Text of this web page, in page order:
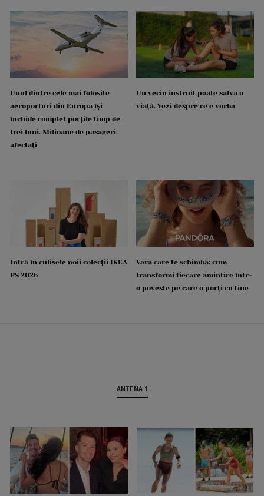
Unul dintre cele mai folosite
aeroporturi din Europa își
închide complet porțile timp de
trei luni. Milioane de pasageri,
afectați
Un vecin instruit poate salva o
viață. Vezi despre ce e vorba
Intră în culisele noii colecții IKEA
PS 2026
Vara care te schimbă: cum
transformi fiecare amintire într-
o poveste pe care o porți cu tine
ANTENA 1